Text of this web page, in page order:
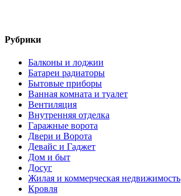
Рубрики
Балконы и лоджии
Батареи радиаторы‎
Бытовые приборы
Ванная комната и туалет
Вентиляция
Внутренняя отделка
Гаражные ворота
Двери и Ворота
Девайс и Гаджет
Дом и быт
Досуг
Жилая и коммерческая недвижимость
Кровля